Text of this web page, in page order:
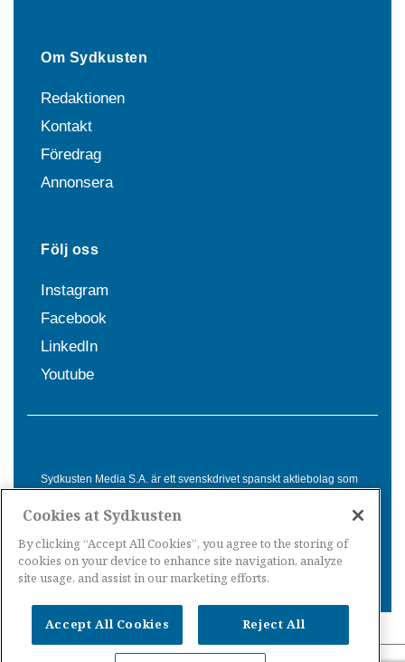
Om Sydkusten
Redaktionen
Kontakt
Föredrag
Annonsera
Följ oss
Instagram
Facebook
LinkedIn
Youtube
Sydkusten Media S.A. är ett svenskdrivet spanskt aktiebolag som
Spanien. Genom nyhetsbevakning av hela Spanien, med bas på
informationsförmedling för svenskar i Spanien.
Cookies at Sydkusten
By clicking “Accept All Cookies”, you agree to the storing of
cookies on your device to enhance site navigation, analyze
site usage, and assist in our marketing efforts.
Accept All Cookies Reject All